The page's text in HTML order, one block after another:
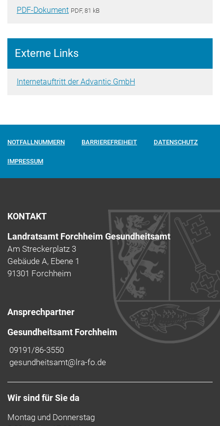
PDF-Dokument PDF, 81 kB
Externe Links
Internetauftritt der Advantic GmbH
NOTFALLNUMMERN BARRIEREFREIHEIT DATENSCHUTZ
IMPRESSUM
KONTAKT
Landratsamt Forchheim Gesundheitsamt
Am Streckerplatz 3
Gebäude A, Ebene 1
91301 Forchheim
Ansprechpartner
Gesundheitsamt Forchheim
09191/86-3550
gesundheitsamt@lra-fo.de
Wir sind für Sie da
Montag und Donnerstag